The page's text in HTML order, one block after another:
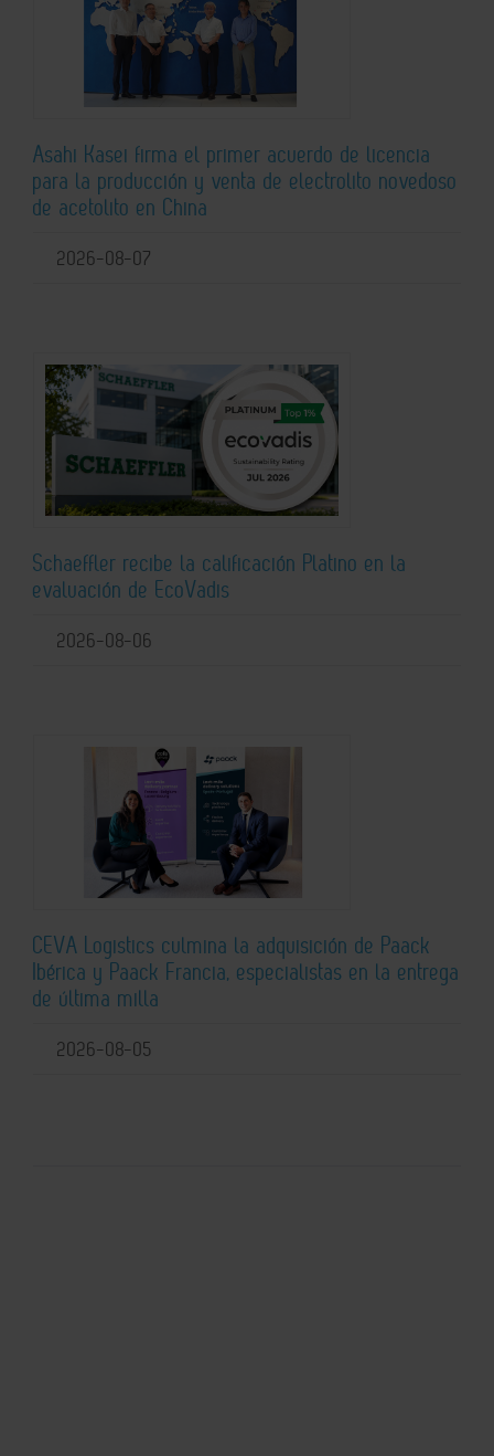
Asahi Kasei firma el primer acuerdo de licencia
para la producción y venta de electrolito novedoso
de acetolito en China
2026-08-07
Schaeffler recibe la calificación Platino en la
evaluación de EcoVadis
2026-08-06
CEVA Logistics culmina la adquisición de Paack
Ibérica y Paack Francia, especialistas en la entrega
de última milla
2026-08-05